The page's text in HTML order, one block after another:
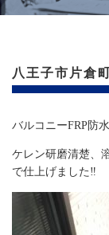
八王子市片倉
バルコニーFRP防水
ケレン研磨清楚
で仕上げました‼︎